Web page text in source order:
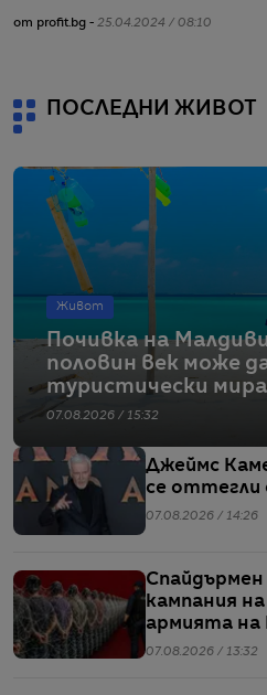
от profit.bg - 25.04.2024 / 08:10
ПОСЛЕДНИ ЖИВОТ
Живот
Почивка на
половин век може
туристически
07.08.2026 / 15:32
Джеймс
се оттегли
07.08.2026 / 14:26
кампания
армията на
07.08.2026 / 13:32